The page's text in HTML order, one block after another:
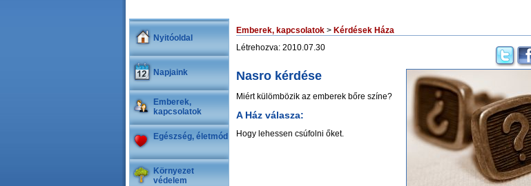
Nyitóoldal
Napjaink
Emberek,
kapcsolatok
Egészség, életmód
Környezet
védelem
Emberek, kapcsolatok > Kérdések Háza
Létrehozva: 2010.07.30
Nasro kérdése
Miért külömbözik az emberek bőre színe?
A Ház válasza:
Hogy lehessen csúfolni őket.